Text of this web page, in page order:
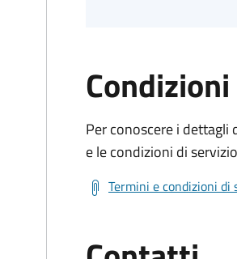
Per conoscere i
e le condizioni di
Termini e condizioni di